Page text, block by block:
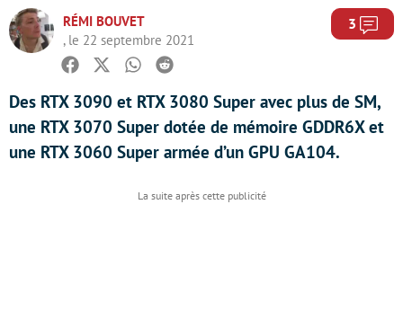
RÉMI BOUVET
, le 22 septembre 2021
3
Facebook
TwitterWhatsapp
Reddit
Des RTX 3090 et RTX 3080 Super avec plus de SM,
une RTX 3070 Super dotée de mémoire GDDR6X et
une RTX 3060 Super armée d’un GPU GA104.